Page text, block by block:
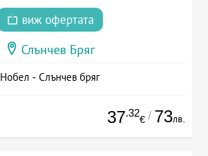
виж офертата
Слънчев Бряг
Нобел - Слънчев бряг
37.32
€ / 73лв.